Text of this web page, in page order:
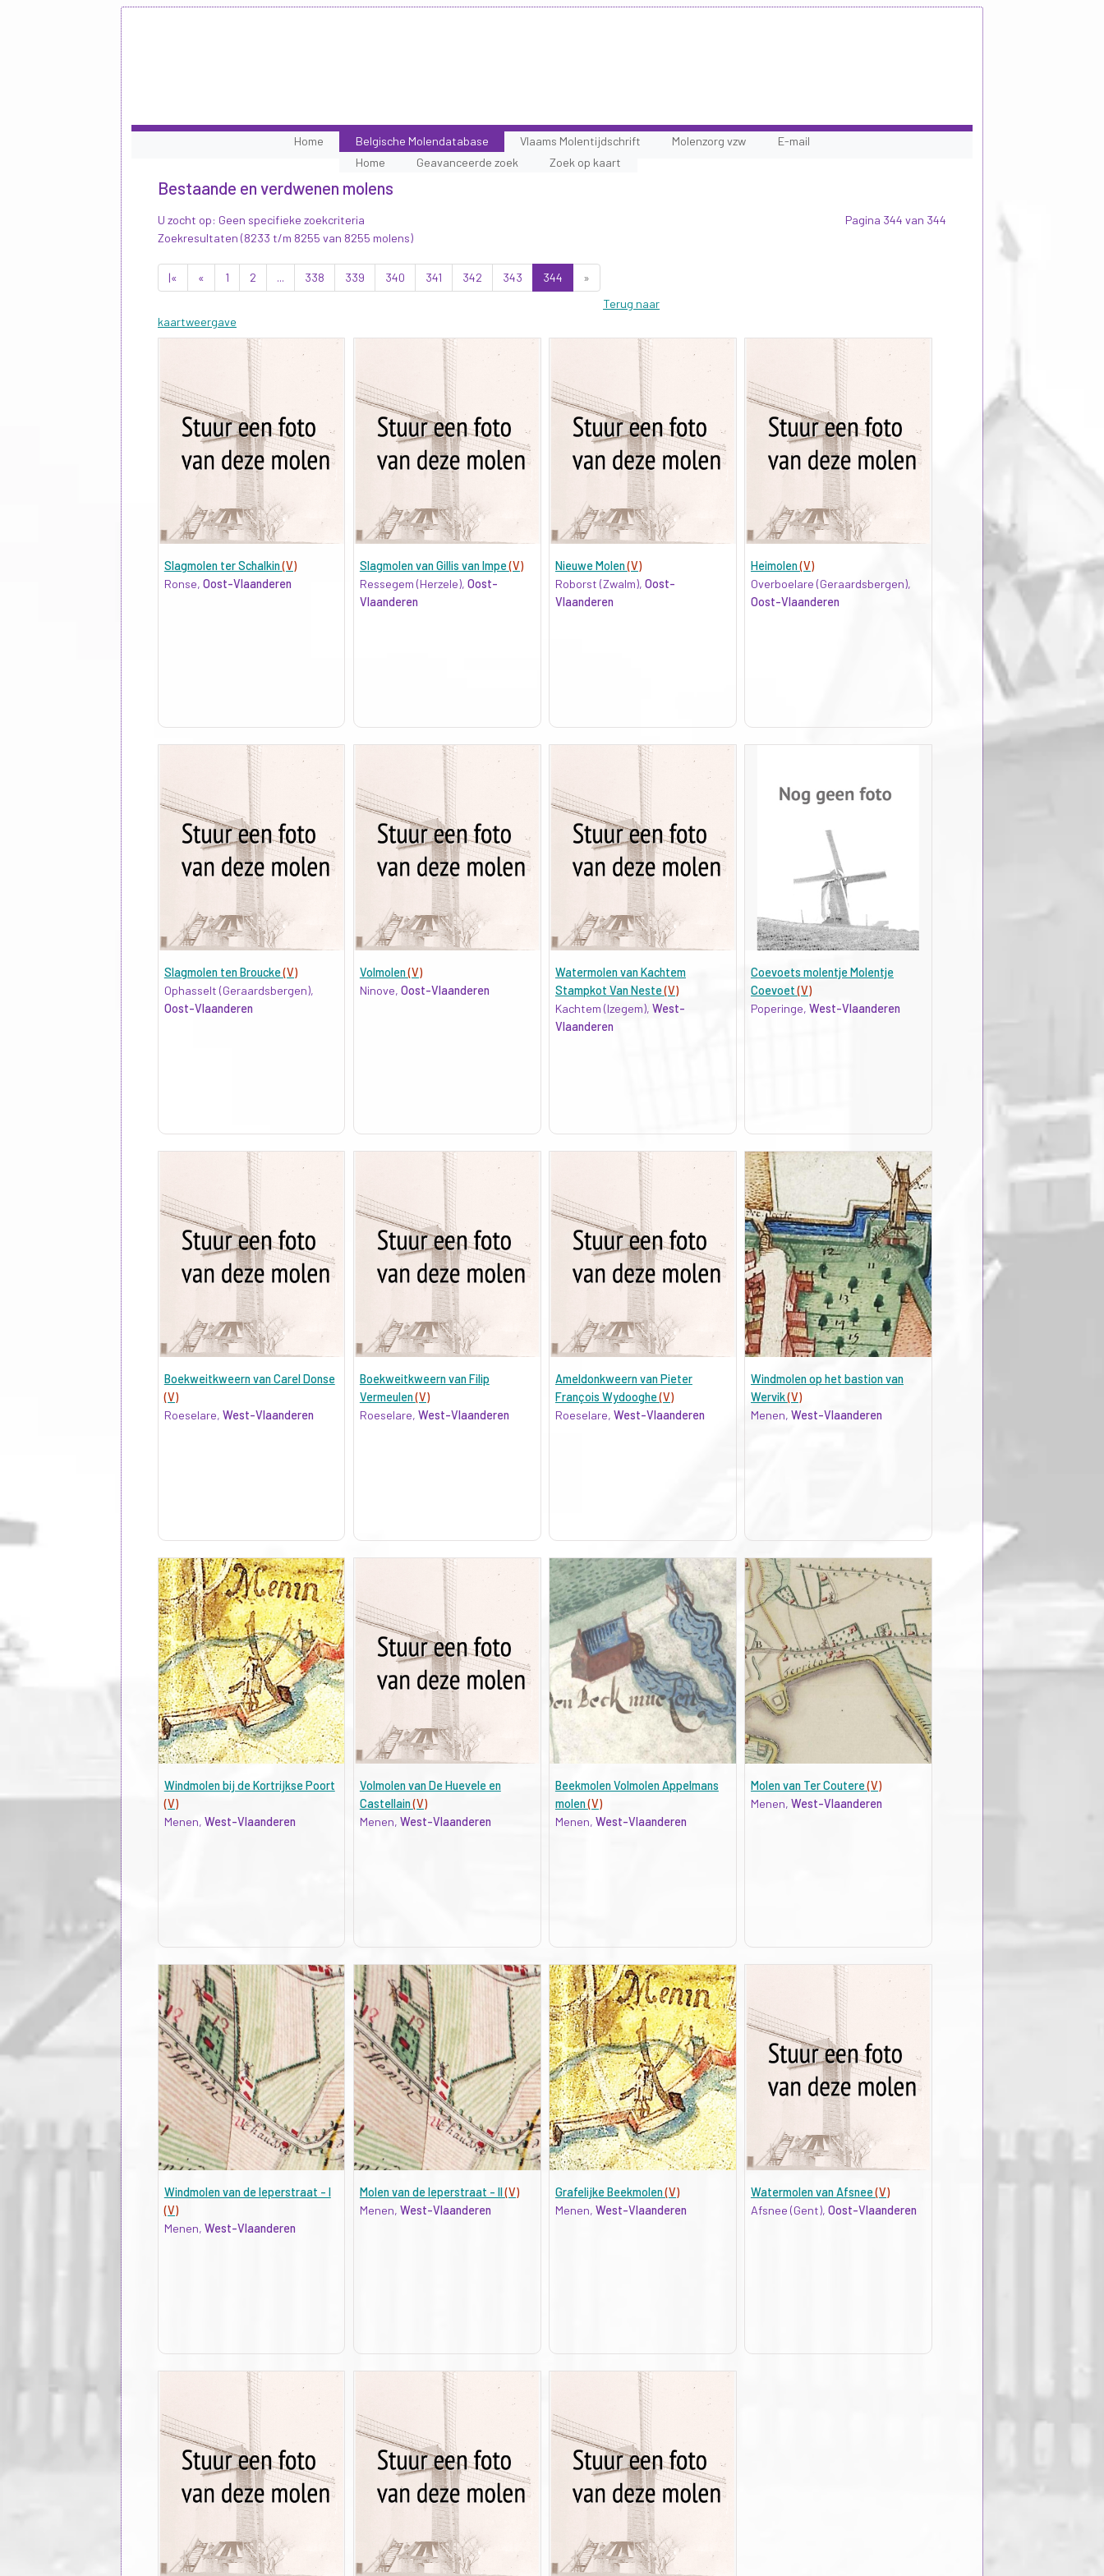
Home
Belgische Molendatabase
Home
Geavanceerde zoek Zoek op kaart
Vlaams Molentijdschrift Molenzorg vzw E-mail
Bestaande en verdwenen molens
U zocht op: Geen specifieke zoekcriteria
Zoekresultaten (8233 t/m 8255 van 8255 molens)
|« « 1 2 ... 338 339 340 341 342 343 344
»
Terug naar
kaartweergave
Pagina 344 van 344
Slagmolen ter Schalkin(V)
Ronse, Oost-Vlaanderen
Slagmolen van Gillis van Impe(V)
Ressegem (Herzele), Oost-
Vlaanderen
Nieuwe Molen(V)
Roborst (Zwalm), Oost-
Vlaanderen
Heimolen(V)
Overboelare (Geraardsbergen),
Oost-Vlaanderen
Slagmolen ten Broucke(V)
Ophasselt (Geraardsbergen),
Oost-Vlaanderen
Volmolen(V)
Ninove, Oost-Vlaanderen
Watermolen van Kachtem
Stampkot Van Neste(V)
Kachtem (Izegem), West-
Vlaanderen
Coevoets molentje Molentje
Coevoet(V)
Poperinge, West-Vlaanderen
Boekweitkweern van Carel Donse
(V)
Roeselare, West-Vlaanderen
Boekweitkweern van Filip
Vermeulen(V)
Roeselare, West-Vlaanderen
Ameldonkweern van Pieter
François Wydooghe(V)
Roeselare, West-Vlaanderen
Windmolen op het bastion van
Wervik(V)
Menen, West-Vlaanderen
Windmolen bij de Kortrijkse Poort
(V)
Menen, West-Vlaanderen
Volmolen van De Huevele en
Castellain(V)
Menen, West-Vlaanderen
Beekmolen Volmolen Appelmans
molen(V)
Menen, West-Vlaanderen
Molen van Ter Coutere(V)
Menen, West-Vlaanderen
Windmolen van de Ieperstraat - I
(V)
Menen, West-Vlaanderen
Molen van de Ieperstraat - II(V)
Menen, West-Vlaanderen
Grafelijke Beekmolen(V)
Menen, West-Vlaanderen
Watermolen van Afsnee(V)
Afsnee (Gent), Oost-Vlaanderen